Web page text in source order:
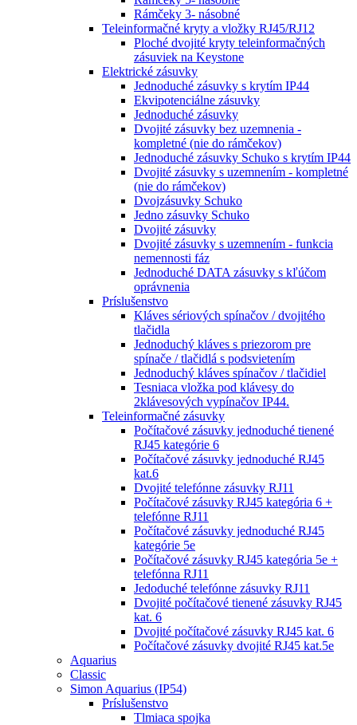
Rámčeky 3- násobné
Teleinformačné kryty a vložky RJ45/RJ12
Ploché dvojité kryty teleinformačných
zásuviek na Keystone
Elektrické zásuvky
Jednoduché zásuvky s krytím IP44
Ekvipotenciálne zásuvky
Jednoduché zásuvky
Dvojité zásuvky bez uzemnenia -
kompletné (nie do rámčekov)
Jednoduché zásuvky Schuko s krytím IP44
Dvojité zásuvky s uzemnením - kompletné
(nie do rámčekov)
Dvojzásuvky Schuko
Jedno zásuvky Schuko
Dvojité zásuvky
Dvojité zásuvky s uzemnením - funkcia
nemennosti fáz
Jednoduché DATA zásuvky s kľúčom
oprávnenia
Príslušenstvo
Kláves sériových spínačov / dvojitého
tlačidla
Jednoduchý kláves s priezorom pre
spínače / tlačidlá s podsvietením
Jednoduchý kláves spínačov / tlačidiel
Tesniaca vložka pod klávesy do
2klávesových vypínačov IP44.
Teleinformačné zásuvky
Počítačové zásuvky jednoduché tienené
RJ45 kategórie 6
Počítačové zásuvky jednoduché RJ45
kat.6
Dvojité telefónne zásuvky RJ11
Počítačové zásuvky RJ45 kategória 6 +
telefónne RJ11
Počítačové zásuvky jednoduché RJ45
kategórie 5e
Počítačové zásuvky RJ45 kategória 5e +
telefónna RJ11
Jedoduché telefónne zásuvky RJ11
Dvojité počítačové tienené zásuvky RJ45
kat. 6
Dvojité počítačové zásuvky RJ45 kat. 6
Počítačové zásuvky dvojité RJ45 kat.5e
Aquarius
Classic
Simon Aquarius (IP54)
Príslušenstvo
Tlmiaca spojka